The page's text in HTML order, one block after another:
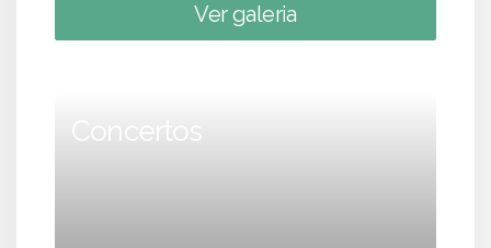
Ver galeria
Concertos